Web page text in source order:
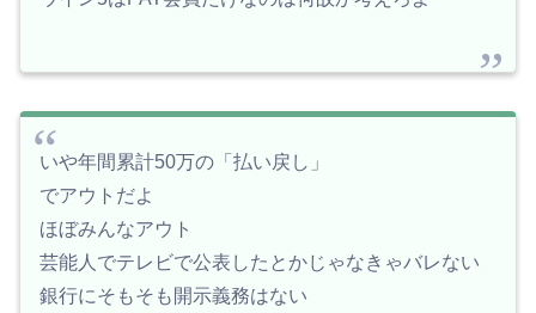
いや年間累計50万の「払い戻し」
でアウトだよ
ほぼみんなアウト
芸能人でテレビで公表したとかじゃなきゃバレない
銀行にそもそも開示義務はない